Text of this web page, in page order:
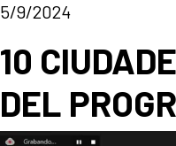
5/9/2024
10
DEL